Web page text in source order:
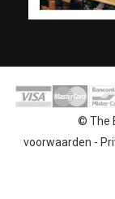
© The
voorwaarden -